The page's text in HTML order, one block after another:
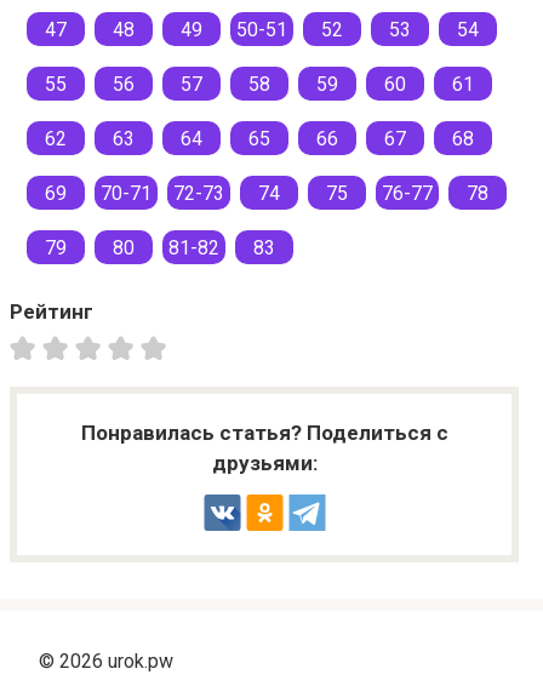
47 48 49 50-51 52 53 54
55 56 57 58 59 60 61
62 63 64 65 66 67 68
69 70-71 72-73 74 75 76-77 78
79 80 81-82 83
Рейтинг
Понравилась статья? Поделиться с
друзьями:
© 2026 urok.pw